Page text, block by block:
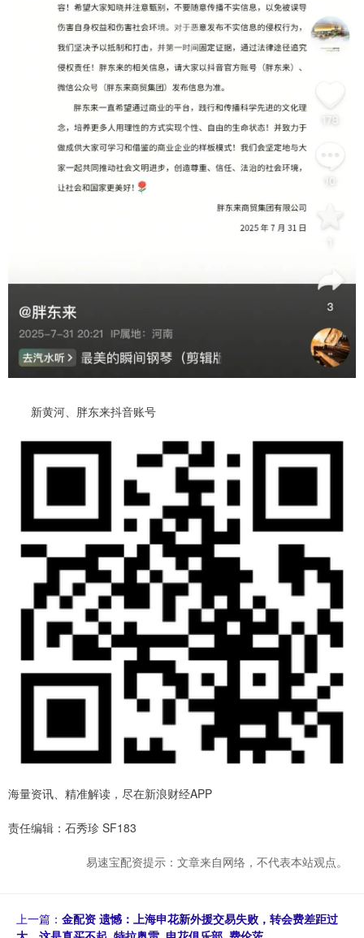
新黄河、胖东来抖音账号
海量资讯、精准解读，尽在新浪财经APP
责任编辑：石秀珍 SF183
易速宝配资提示：文章来自网络，不代表本站观点。
上一篇： 金配资 遗憾：上海申花新外援交易失败，转会费差距过